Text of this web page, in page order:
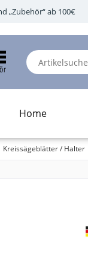
„Zubehör“ ab 100€
Home
Kreissägeblätter / Halter